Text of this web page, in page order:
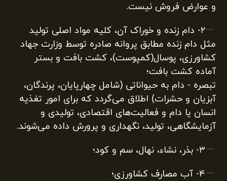
و عوارض فروش نیست.
۲‌- دام زنده و خوراک آن، کلیه مواد اصلی تولید
مثل دام زنده مطابق پروانه صادره توسط وزارت جهاد
کشاورزی، پوسال(کمپوست)، کشت بافت و بستر
آماده ‌کشت بافت؛
تبصره ‌- دام به حیواناتی (شامل چهارپایان، پرندگان،
آبزیان و حشرات) اطلاق می‌گردد که برای امور تغذیه
انسان یا دام و فعالیت‌های اقتصادی، تولیدی و
آزمایشگاهی، تولید، نگهداری و پرورش داده می‌شوند.
۳‌- بذر، نشاء، نهال، سم و کود؛
۴‌- آب مصارف کشاورزی؛